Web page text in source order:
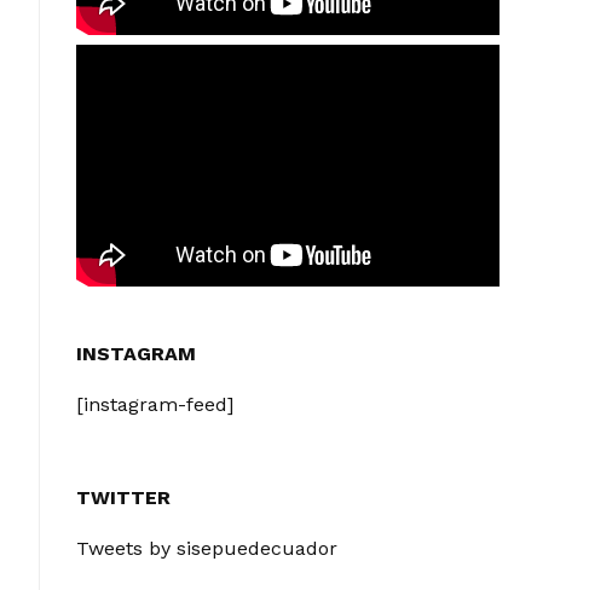
INSTAGRAM
[instagram-feed]
TWITTER
Tweets by sisepuedecuador